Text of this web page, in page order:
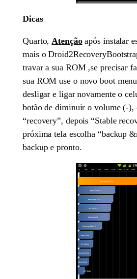
Dicas
Quarto, Atençãoapós instalar
mais o
travar a sua ROM ,se precisar
sua ROM use o novo boot
desligar e ligar novamente o
botão de diminuir o volume (-),
“recovery”, depois “Stable
próxima tela escolha “backup
backup e pronto.